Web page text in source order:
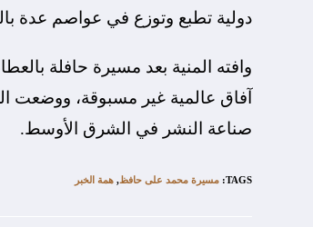
دولية تطبع وتوزع في عواصم عدة
وافته المنية بعد مسيرة حافلة
صناعة النشر في الشرق الأوسط.
TAGS
:مسيرة محمد على حافظ, همة الخبر